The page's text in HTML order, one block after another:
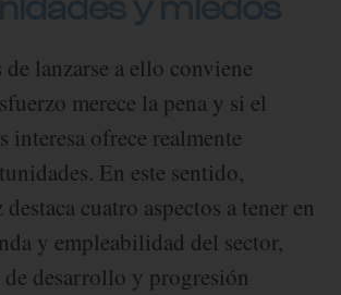
de lanzarse a ello conviene
merece la pena y si el
interesa ofrece realmente
En este sentido,
cuatro aspectos a tener en
y empleabilidad del sector,
desarrollo y progresión